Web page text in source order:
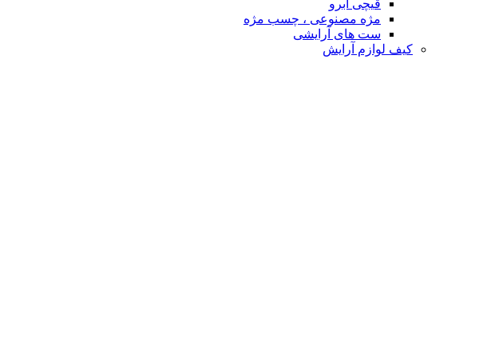
قیچی ابرو
مژه مصنوعی ، چسب مژه
ست های آرایشی
کیف لوازم آرایش